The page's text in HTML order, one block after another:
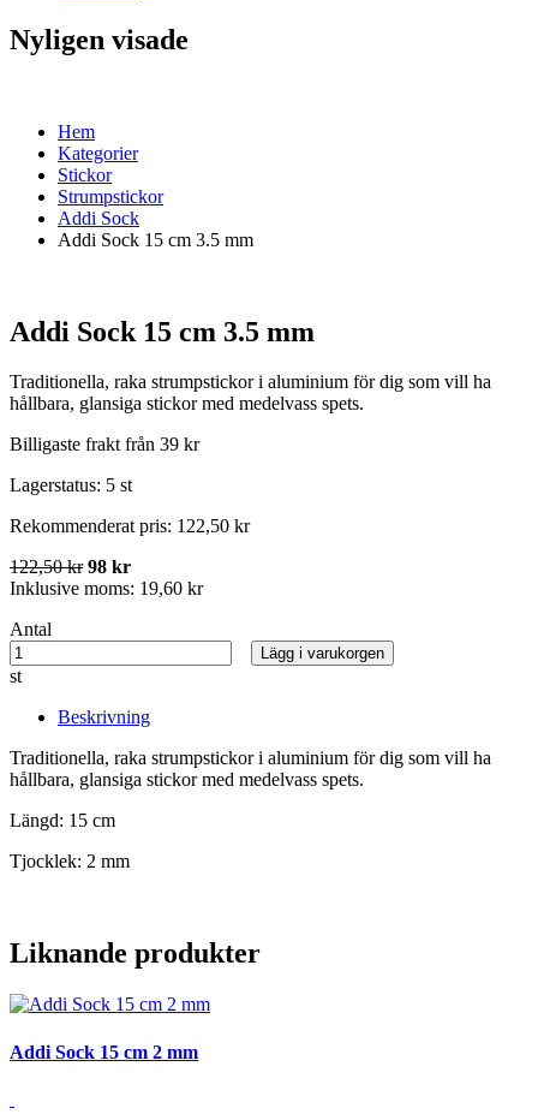
Nyligen visade
Hem
Kategorier
Stickor
Strumpstickor
Addi Sock
Addi Sock 15 cm 3.5 mm
Addi Sock 15 cm 3.5 mm
Traditionella, raka strumpstickor i aluminium för dig som vill ha
hållbara, glansiga stickor med medelvass spets.
Billigaste frakt från 39 kr
Lagerstatus: 5 st
Rekommenderat pris: 122,50 kr
122,50 kr 98 kr
Inklusive moms: 19,60 kr
Antal
st
Lägg i varukorgen
Beskrivning
Traditionella, raka strumpstickor i aluminium för dig som vill ha
hållbara, glansiga stickor med medelvass spets.
Längd: 15 cm
Tjocklek: 2 mm
Liknande produkter
Addi Sock 15 cm 2 mm